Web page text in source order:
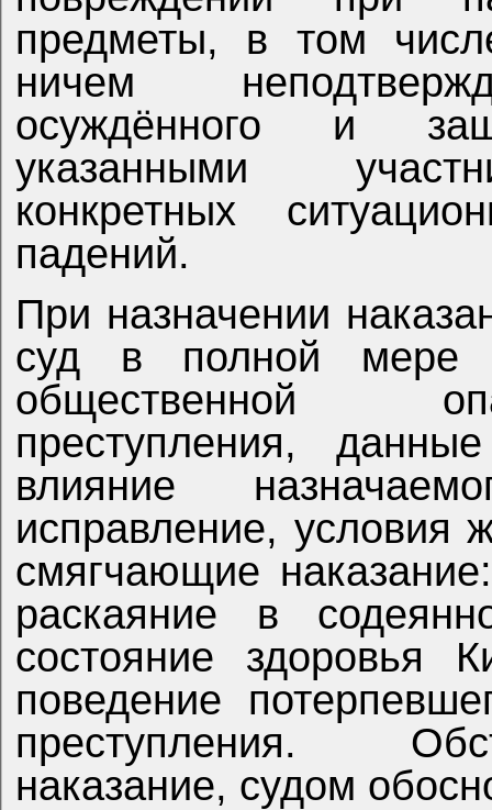
предметы, в том
ничем
осуждённого и
указанными
конкретных
падений.
При назначении
суд в полной мере
общественной
преступления,
влияние
исправление, условия жизни семьи, обстоятельства,
смягчающие
раскаяние в
состояние здоровья
поведение
преступления.
наказание, судом